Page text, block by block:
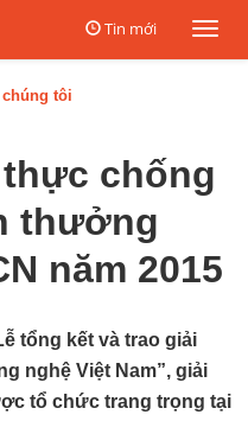
Tin mới
tôi
chống
thưởng
năm 2015
tổng kết và trao giải
nghệ Việt Nam”, giải
tổ chức trang trọng tại